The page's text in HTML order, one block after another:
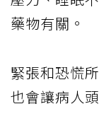
藥物有關。
緊張和恐慌
也會讓病人